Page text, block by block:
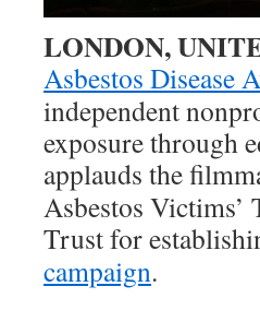
LONDON,
Asbestos Disease
independent
exposure through
applauds the
Asbestos
Trust for
campaign.